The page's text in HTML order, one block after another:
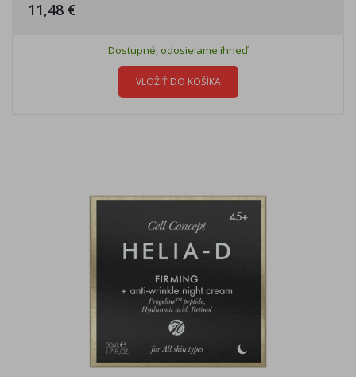
11,48 €
Dostupné, odosielame ihneď
VLOŽIŤ DO KOŠÍKA